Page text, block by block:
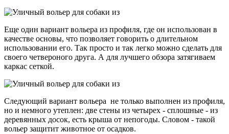
Еще один вариант вольера из профиля, где он использован в
качестве основы, что позволяет говорить о длительном
использовании его. Так просто и так легко можно сделать для
своего четвероного друга. А для лучшего обзора затягиваем
каркас сеткой.
Следующий вариант вольера не только выполнен из профиля,
но и немного утеплен: две стены из четырех - сплошные - из
деревянных досок, есть крыша от непогоды. Словом - такой
вольер защитит животное от осадков.